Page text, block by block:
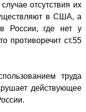
отсутствия их
в США, а
России, где нет у
противоречит ст.55
труда
действующее